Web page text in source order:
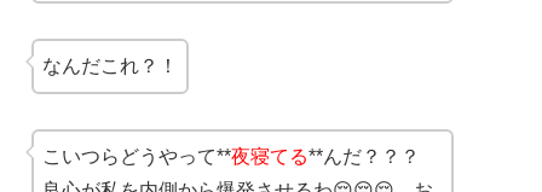
なんだこれ？！
こいつらどうやって**夜寝てる**んだ？？？